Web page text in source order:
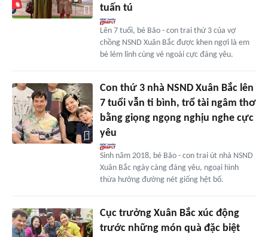
tuấn tú
Lên 7 tuổi, bé Bão - con trai thứ 3 của vợ
chồng NSND Xuân Bắc được khen ngợi là em
bé lém lỉnh cùng vẻ ngoài cực đáng yêu.
Con thứ 3 nhà NSND Xuân Bắc lên
7 tuổi vẫn ti bình, trổ tài ngâm thơ
bằng giọng ngọng nghịu nghe cực
yêu
Sinh năm 2018, bé Bão - con trai út nhà NSND
Xuân Bắc ngày càng đáng yêu, ngoại hình
thừa hưởng đường nét giống hệt bố.
Cục trưởng Xuân Bắc xúc động
trước những món quà đặc biệt